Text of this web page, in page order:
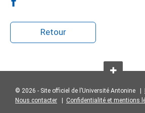
Retour
© 2026 - Site officiel de l’Université Antonine |
Nous contacter
Confidentialité et mentions